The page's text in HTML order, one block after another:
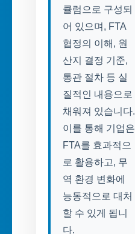
큘럼으로 구성되
어 있으며, FTA
협정의 이해, 원
산지 결정 기준,
통관 절차 등 실
질적인 내용으로
채워져 있습니다.
이를 통해 기업은
FTA를 효과적으
로 활용하고, 무
역 환경 변화에
능동적으로 대처
할 수 있게 됩니
다.